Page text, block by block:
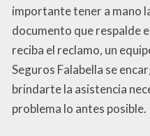
importante tener a mano
documento que respalde
reciba el reclamo, un
Seguros Falabella se
brindarte la asistencia
problema lo antes posible.